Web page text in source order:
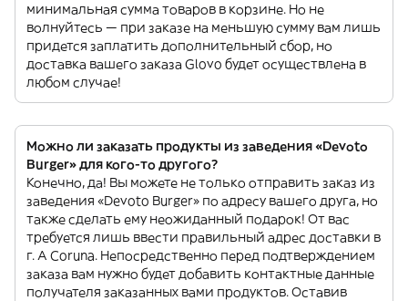
минимальная сумма товаров в корзине. Но не
волнуйтесь — при заказе на меньшую сумму вам лишь
придется заплатить дополнительный сбор, но
доставка вашего заказа Glovo будет осуществлена в
любом случае!
Можно ли заказать продукты из заведения «Devoto
Burger» для кого-то другого?
Конечно, да! Вы можете не только отправить заказ из
заведения «Devoto Burger» по адресу вашего друга, но
также сделать ему неожиданный подарок! От вас
требуется лишь ввести правильный адрес доставки в
г. A Coruna. Непосредственно перед подтверждением
заказа вам нужно будет добавить контактные данные
получателя заказанных вами продуктов. Оставив